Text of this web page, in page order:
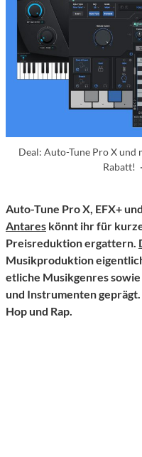
Deal: Auto-Tune Pro X und
Rabatt! ·
Auto-Tune Pro X, EFX+
Antares könnt ihr für
Preisreduktion ergattern.
Musikproduktion
etliche Musikgenres
und Instrumenten
Hop und Rap.